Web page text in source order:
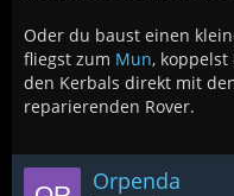
Oder du baust einen
fliegst zum Mun,
den Kerbals direkt mit
reparierenden Rover.
Orpenda